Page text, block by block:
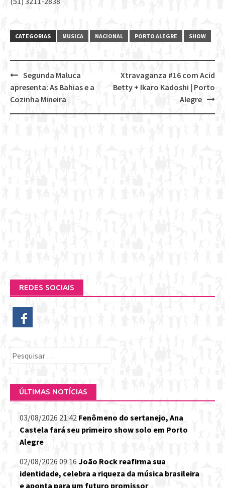
CATEGORIAS MUSICA NACIONAL PORTO ALEGRE SHOW
Post
navigation
Xtravaganza #16 com Acid
Betty + Ikaro Kadoshi | Porto
Alegre
Segunda Maluca
apresenta: As Bahias e a
Cozinha Mineira
REDES SOCIAIS
Pesquisar
ÚLTIMAS NOTÍCIAS
03/08/2026 21:42 Fenômeno do sertanejo, Ana
Castela fará seu primeiro show solo em Porto
Alegre
02/08/2026 09:16 João Rock reafirma sua
identidade, celebra a riqueza da música brasileira
e aponta para um futuro promissor